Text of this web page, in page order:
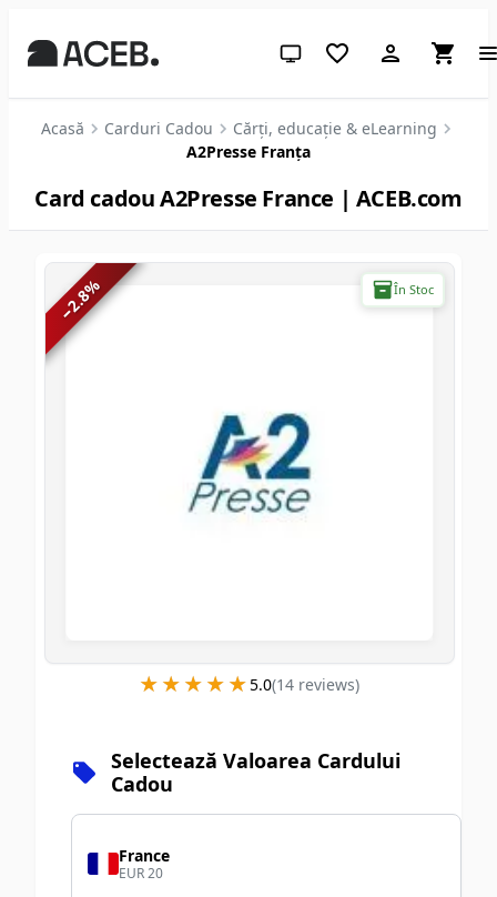
Temă sistem (apasă pentru
Acasă Carduri Cadou
Cărți, educație & eLearning
A2Presse Franța
Card cadou A2Presse France | ACEB.com
În Stoc
−
2.8
%
★★★★★
★★★★★5.0(14reviews)
Selectează Valoarea Cardului
Cadou
France
EUR 20